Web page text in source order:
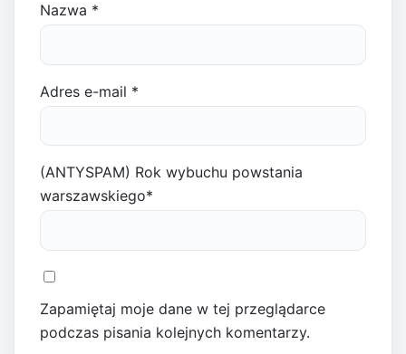
Nazwa *
Adres e-mail *
(ANTYSPAM) Rok wybuchu powstania
warszawskiego*
Zapamiętaj moje dane w tej przeglądarce
podczas pisania kolejnych komentarzy.